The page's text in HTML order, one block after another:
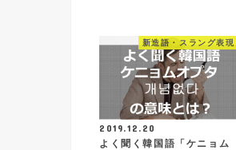
新造語・スラング表現
2019.12.20
よく聞く韓国語「ケニョム